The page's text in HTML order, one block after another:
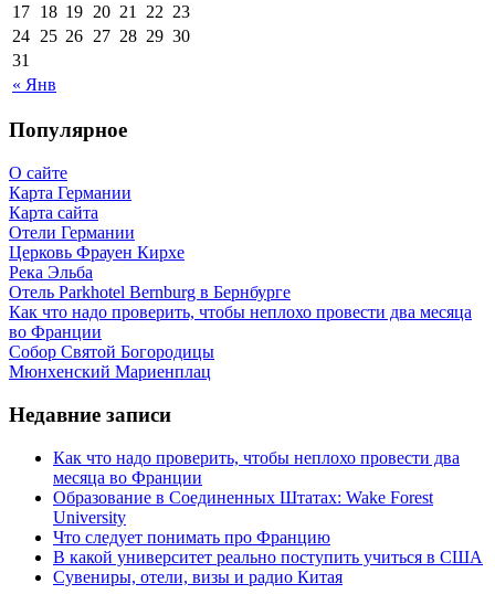
« Янв
17 18 19 20 21 22 23
24 25 26 27 28 29 30
31
Популярное
О сайте
Карта Германии
Карта сайта
Отели Германии
Церковь Фрауен Кирхе
Река Эльба
Отель Parkhotel Bernburg в Бернбурге
Как что надо проверить, чтобы неплохо провести два месяца
во Франции
Собор Святой Богородицы
Мюнхенский Мариенплац
Недавние записи
Как что надо проверить, чтобы неплохо провести два
месяца во Франции
Образование в Соединенных Штатах: Wake Forest
University
Что следует понимать про Францию
В какой университет реально поступить учиться в США
Сувениры, отели, визы и радио Китая